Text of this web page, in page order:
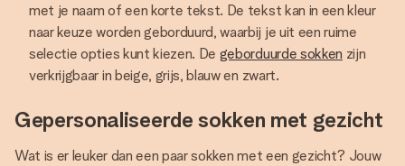
met je naam of een korte tekst. De tekst kan in een kleur
naar keuze worden geborduurd, waarbij je uit een ruime
selectie opties kunt kiezen. De geborduurde sokken zijn
verkrijgbaar in beige, grijs, blauw en zwart.
Gepersonaliseerde sokken met gezicht
Wat is er leuker dan een paar sokken met een gezicht? Jouw